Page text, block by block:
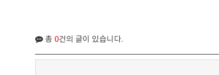
총 0건의 글이 있습니다.